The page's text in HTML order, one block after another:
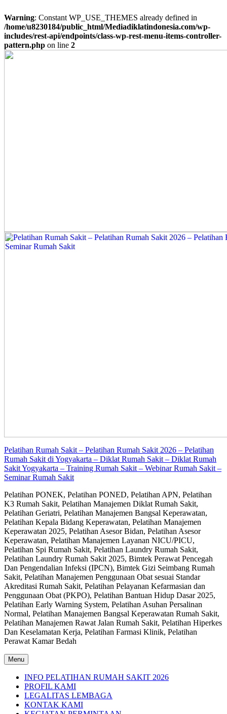
Warning: Constant WP_USE_THEMES already defined in
/home/u8230184/public_html/Mediadiklatindonesia.com/wp-
includes/rest-api/endpoints/class-wp-rest-menu-items-controller-
pattern.php on line 2
Skip
Pelatihan Rumah Sakit – Pelatihan Rumah Sakit 2026 – Pelatihan
Rumah Sakit di Yogyakarta – Diklat Rumah Sakit – Diklat Rumah
Sakit Yogyakarta – Training Rumah Sakit – Webinar Rumah Sakit –
Seminar Rumah Sakit
Pelatihan PONEK, Pelatihan PONED, Pelatihan APN, Pelatihan
K3 Rumah Sakit, Pelatihan Manajemen Diklat Rumah Sakit,
Pelatihan Geriatri, Pelatihan Manajemen Bangsal Keperawatan,
Pelatihan Kepala Bidang Keperawatan, Pelatihan Manajemen
Keperawatan 2025, Pelatihan Asesor Bidan, Pelatihan Asesor
Keperawatan, Pelatihan Manajemen Layanan NICU/PICU,
Pelatihan Spi Rumah Sakit, Pelatihan Laundry Rumah Sakit,
Pelatihan Laundry Rumah Sakit 2025, Bimtek Perawat Pencegah
Dan Pengendalian Infeksi (IPCN), Bimtek Gizi Seimbang Rumah
Sakit, Pelatihan Manajemen Penggunaan Obat sesuai Standar
Akreditasi Rumah Sakit, Pelatihan Pelayanan Kefarmasian dan
Penggunaan Obat (PKPO), Pelatihan Bantuan Hidup Dasar 2025,
Pelatihan Early Warning System, Pelatihan Asuhan Persalinan
Normal, Pelatihan Manajemen Bangsal Keperawatan Rumah Sakit,
Pelatihan Manajemen Rawat Jalan Rumah Sakit, Pelatihan Hiperkes
Dan Keselamatan Kerja, Pelatihan Farmasi Klinik, Pelatihan
Perawat Kamar Bedah
Menu
INFO PELATIHAN RUMAH SAKIT 2026
PROFIL KAMI
LEGALITAS LEMBAGA
KONTAK KAMI